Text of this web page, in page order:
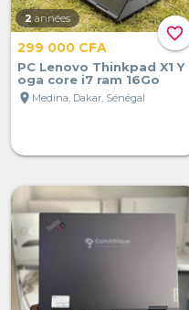
favorite_border
2 années
299 000 CFA
PC Lenovo Thinkpad X1 Y
oga core i7 ram 16Go
location_on Medina, Dakar, Sénégal